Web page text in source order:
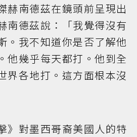
赫南德茲在鏡頭前呈現出
南德茲說：「我覺得沒有
。我不知道你是否了解他
他幾乎每天都打。他到全
界各地打。這方面根本沒
》對墨西哥裔美國人的特